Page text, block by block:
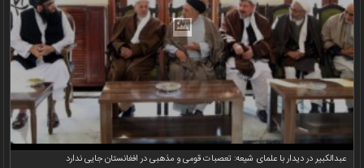
عبدالکبیر در دیدار با علمای شیعه: تعصبات قومی و مذهبی در افغانستان جایی ندارد